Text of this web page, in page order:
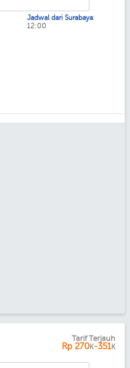
Jadwal dari Surabaya:
12:00
Tarif Terjauh
Rp 270K-351K